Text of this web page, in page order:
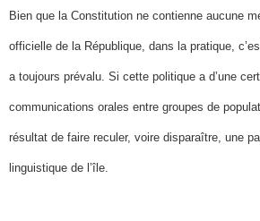
Bien que la Constitution ne contienne aucune
officielle de la République, dans la pratique,
a toujours prévalu. Si cette politique a d’une
communications orales entre groupes de
résultat de faire reculer, voire disparaître, une
linguistique de l’île.